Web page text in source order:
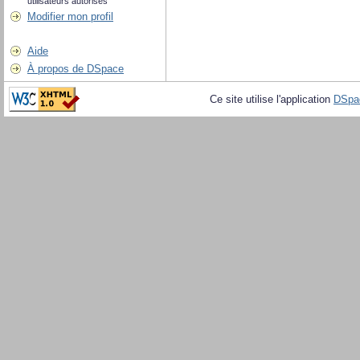
Modifier mon profil
Aide
À propos de DSpace
Ce site utilise l'application